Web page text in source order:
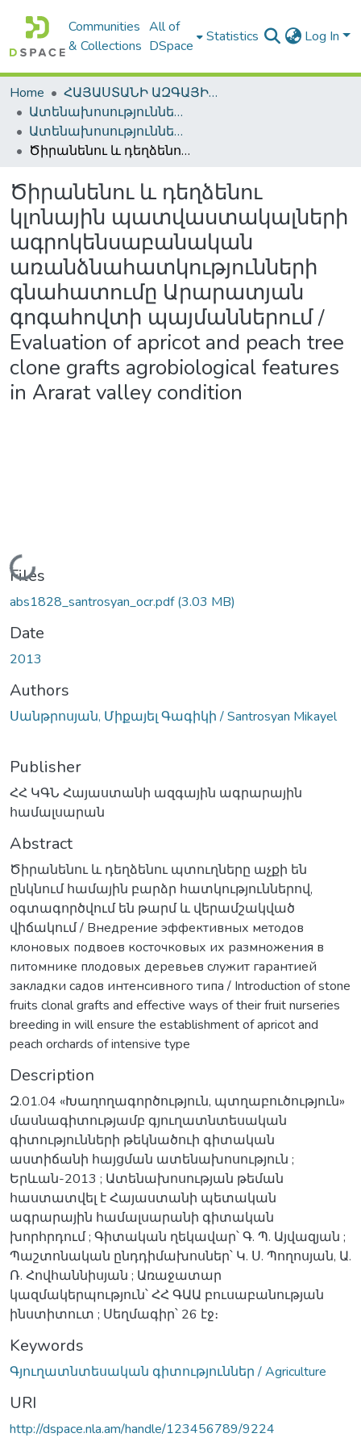
Communities
& Collections
All of
DSpace
Statistics Log In
Home
ՀԱՅԱՍՏԱՆԻ ԱԶԳԱՅԻՆ ԳՐԱԴԱՐԱՆԻ ԹՎԱՅԻՆ ՊԱՀՈՑ / DIGITAL REPOSITORY OF NLA
Ատենախոսություններ և սեղմագրեր / Theses & Abstracts
Ատենախոսություններ և սեղմագրեր / Theses & Abstracts
Ծիրանենու և դեղձենու կլոնային պատվաստակալների ագրոկենսաբանական առանձնահատկությունների գնահատումը Արարատյան գոգահովտի պայմաններում / Evaluation of apricot and peach tree clone grafts agrobiological features in Ararat valley condition
Ծիրանենու և դեղձենու
կլոնային պատվաստակալների
ագրոկենսաբանական
առանձնահատկությունների
գնահատումը Արարատյան
գոգահովտի պայմաններում /
Evaluation of apricot and peach tree
clone grafts agrobiological features
in Ararat valley condition
Loading...
Files
abs1828_santrosyan_ocr.pdf(3.03 MB)
Date
2013
Authors
Սանթրոսյան, Միքայել Գագիկի / Santrosyan Mikayel
Publisher
ՀՀ ԿԳՆ Հայաստանի ազգային ագրարային
համալսարան
Abstract
Ծիրանենու և դեղձենու պտուղները աչքի են
ընկնում համային բարձր հատկություններով,
օգտագործվում են թարմ և վերամշակված
վիճակում / Внедрение эффективных методов
клоновых подвоев косточковых их размножения в
питомнике плодовых деревьев служит гарантией
закладки садов интенсивного типа / Introduction of stone
fruits clonal grafts and effective ways of their fruit nurseries
breeding in will ensure the establishment of apricot and
peach orchards of intensive type
Description
Զ.01.04 «Խաղողագործություն, պտղաբուծություն»
մասնագիտությամբ գյուղատնտեսական
գիտությունների թեկնածուի գիտական
աստիճանի հայցման ատենախոսություն ;
Երևան-2013 ; Ատենախոսության թեման
հաստատվել է Հայաստանի պետական
ագրարային համալսարանի գիտական
խորհրդում ; Գիտական ղեկավար՝ Գ. Պ. Այվազյան ;
Պաշտոնական ընդդիմախոսներ՝ Կ. Ս. Պողոսյան, Ա.
Ռ. Հովհաննիսյան ; Առաջատար
կազմակերպություն՝ ՀՀ ԳԱԱ բուսաբանության
ինստիտուտ ; Սեղմագիր՝ 26 էջ։
Keywords
Գյուղատնտեսական գիտություններ / Agriculture
URI
http://dspace.nla.am/handle/123456789/9224